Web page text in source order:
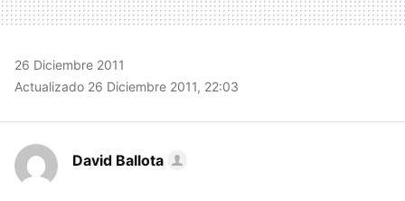
26 Diciembre 2011
Actualizado 26 Diciembre 2011, 22:03
David Ballota